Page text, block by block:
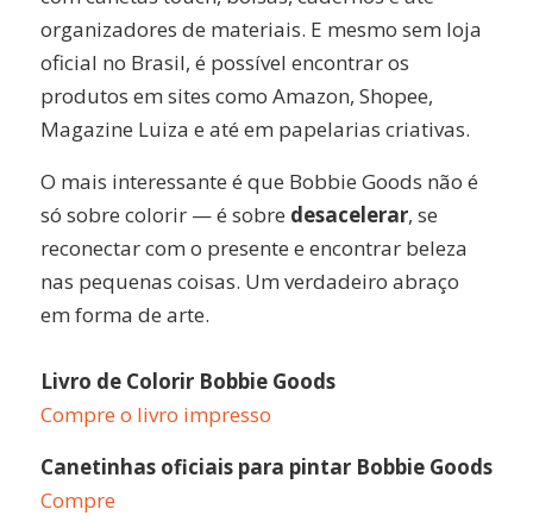
organizadores de materiais. E mesmo sem loja
oficial no Brasil, é possível encontrar os
produtos em sites como Amazon, Shopee,
Magazine Luiza e até em papelarias criativas.
O mais interessante é que Bobbie Goods não é
só sobre colorir — é sobre desacelerar, se
reconectar com o presente e encontrar beleza
nas pequenas coisas. Um verdadeiro abraço
em forma de arte.
Livro de Colorir Bobbie Goods
Compre o livro impresso
Canetinhas oficiais para pintar Bobbie Goods
Compre